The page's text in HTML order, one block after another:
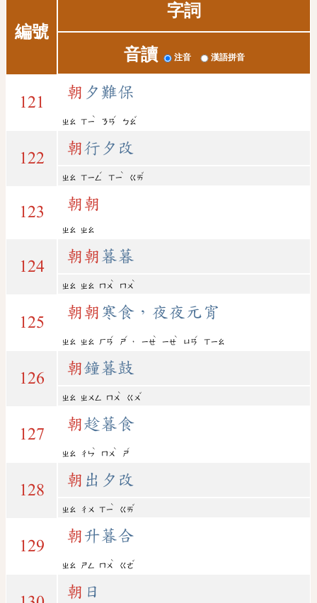
編號
字詞
音讀 注音 漢語拼音
121
朝 夕難保
ㄓㄠ ㄒㄧ
ˋ
ㄋㄢ
ˊ
ㄅㄠ
ˇ
122
朝行夕改
ㄓㄠ ㄒㄧㄥ
ˊ
ㄒㄧ
ˋ
ㄍㄞ
ˇ
123 朝 朝
ㄓㄠ ㄓㄠ
124
朝 朝 暮暮
ㄓㄠ ㄓㄠ ㄇㄨ
ˋ
ㄇㄨ
ˋ
125
朝 朝 寒食，夜夜元宵
ㄓㄠ ㄓㄠ ㄏㄢ
ˊ
ㄕ
ˊ
， ㄧㄝ
ˋ
ㄧㄝ
ˋ
ㄩㄢ
ˊ
ㄒㄧㄠ
126
朝鐘暮鼓
ㄓㄠ ㄓㄨㄥ ㄇㄨ
ˋ
ㄍㄨ
ˇ
127
朝趁暮食
ㄓㄠ ㄔㄣ
ˋ
ㄇㄨ
ˋ
ㄕ
ˊ
128
朝 出夕改
ㄓㄠ ㄔㄨ ㄒㄧ
ˋ
ㄍㄞ
ˇ
129
朝 升暮合
ㄓㄠ ㄕㄥ ㄇㄨ
ˋ
ㄍㄜ
ˇ
朝 日